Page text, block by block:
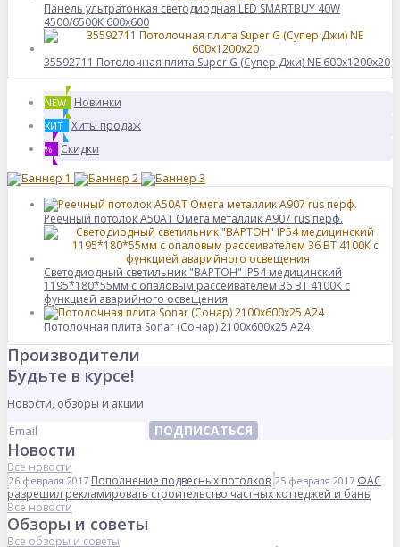
Панель ультратонкая светодиодная LED SMARTBUY 40W
4500/6500К 600х600
35592711 Потолочная плита Super G (Супер Джи) NE 600x1200x20
NEW Новинки
ХИТ Хиты продаж
% Скидки
Реечный потолок A50AT Омега металлик А907 rus перф.
Светодиодный светильник "ВАРТОН" IP54 медицинский
1195*180*55мм с опаловым рассеивателем 36 ВТ 4100К с
функцией аварийного освещения
Потолочная плита Sonar (Сонар) 2100x600x25 A24
Производители
Будьте в курсе!
Новости, обзоры и акции
ПОДПИСАТЬСЯ
Новости
Все новости
26 февраля 2017 Пополнение подвесных потолков 25 февраля 2017 ФАС
разрешил рекламировать строительство частных коттеджей и бань
Все новости
Обзоры и советы
Все обзоры и советы